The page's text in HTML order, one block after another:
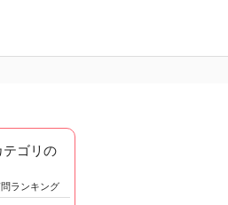
テゴリの
ランキング